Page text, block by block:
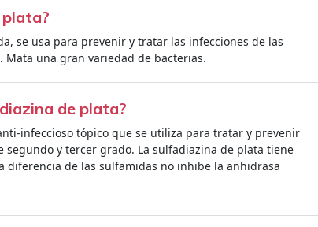
se usa para prevenir y tratar las infecciones de las
una gran variedad de bacterias.
de plata?
infeccioso tópico que se utiliza para tratar y prevenir
segundo y tercer grado. La sulfadiazina de plata tiene
diferencia de las sulfamidas no inhibe la anhidrasa